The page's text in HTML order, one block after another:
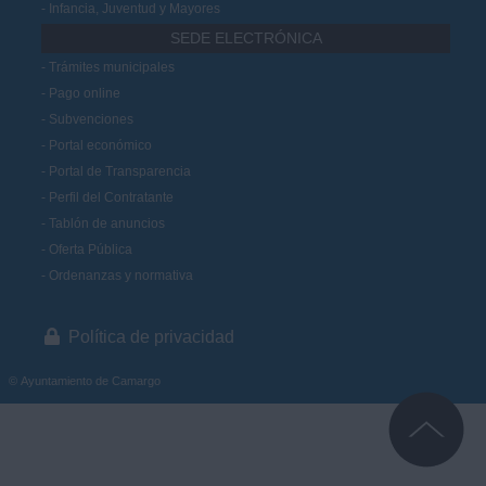
Infancia, Juventud y Mayores
SEDE ELECTRÓNICA
Trámites municipales
Pago online
Subvenciones
Portal económico
Portal de Transparencia
Perfil del Contratante
Tablón de anuncios
Oferta Pública
Ordenanzas y normativa
Política de privacidad
© Ayuntamiento de Camargo